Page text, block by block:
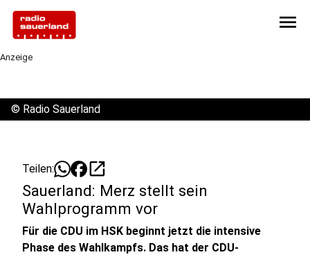
menu
Anzeige
© Radio Sauerland
Teilen: open_in_new
Sauerland: Merz stellt sein
Wahlprogramm vor
Für die CDU im HSK beginnt jetzt die intensive
Phase des Wahlkampfs. Das hat der CDU-